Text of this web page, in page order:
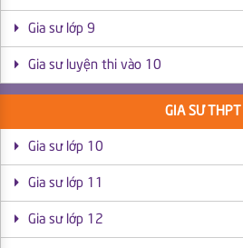
Gia sư lớp 9
Gia sư luyện thi vào 10
GIA SƯ THPT
Gia sư lớp 10
Gia sư lớp 11
Gia sư lớp 12